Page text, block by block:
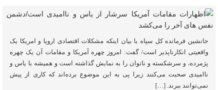
جانشین فرمانده کل سپاه با بیان اینکه مشکلات اقتصادی اروپا و امریکا یک
واقعیتی انکارناپذیر است/ گفت: امروز چهره آمریکا و مقامات آن یک چهره
پژمرده، و سرشکسته و ناتوان را به نمایش گذاشته است و همیشه با یاس و
ناامیدی صحبت می‌کنند زیرا پی به این موضوع برده‌اند که کاری از پیش
نمی‌توانند ببرند. […]